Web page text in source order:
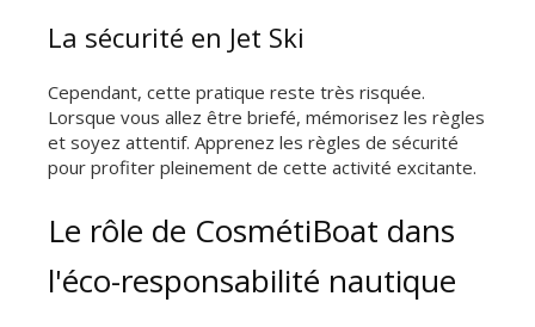
La sécurité en Jet Ski
Cependant, cette pratique reste très risquée.
Lorsque vous allez être briefé, mémorisez les règles
et soyez attentif. Apprenez les règles de sécurité
pour profiter pleinement de cette activité excitante.
Le rôle de CosmétiBoat dans
l'éco-responsabilité nautique